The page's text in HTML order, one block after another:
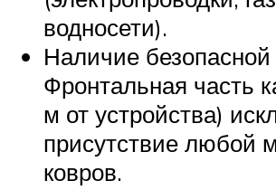
водносети).
Наличие
Фронтальная часть
м от устройства)
присутствие любой
ковров.